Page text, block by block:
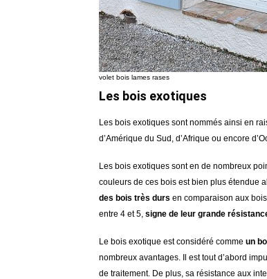
volet bois lames rases
Les bois exotiques
Les bois exotiques sont nommés ainsi en
d’Amérique du Sud, d’Afrique ou encore
Les bois exotiques sont en de nombreux
couleurs de ces bois est bien plus étendue
des bois très durs en comparaison aux
entre 4 et 5, signe de leur grande
Le bois exotique est considéré comme un
nombreux avantages. Il est tout d’abord
de traitement. De plus, sa résistance aux